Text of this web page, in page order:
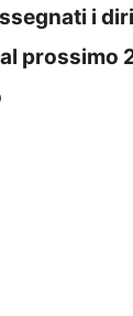
i
prossimo